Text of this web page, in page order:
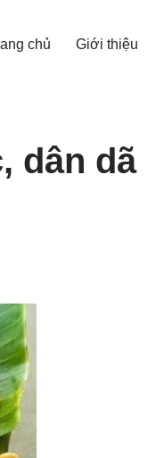
chủ Giới thiệu
dân dã